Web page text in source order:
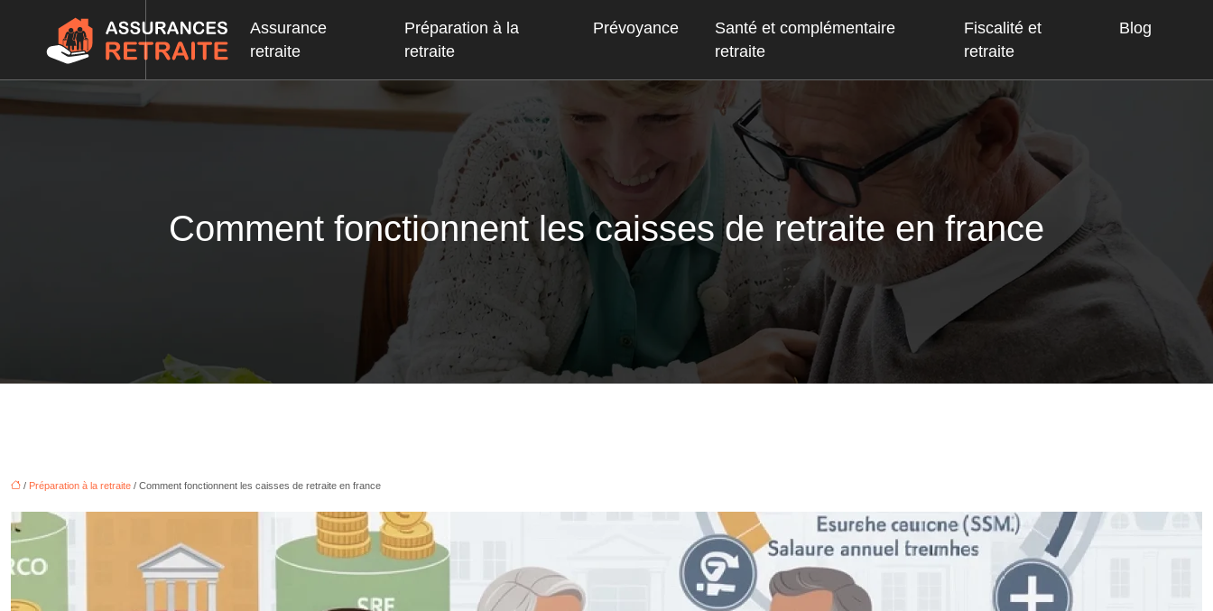
Assurance
retraite
Préparation à la
retraite
Prévoyance
Santé et complémentaire
retraite
Fiscalité et
retraite
Blog
Comment fonctionnent les caisses de retraite en france
/ Préparation à la retraite / Comment fonctionnent les caisses de retraite en france